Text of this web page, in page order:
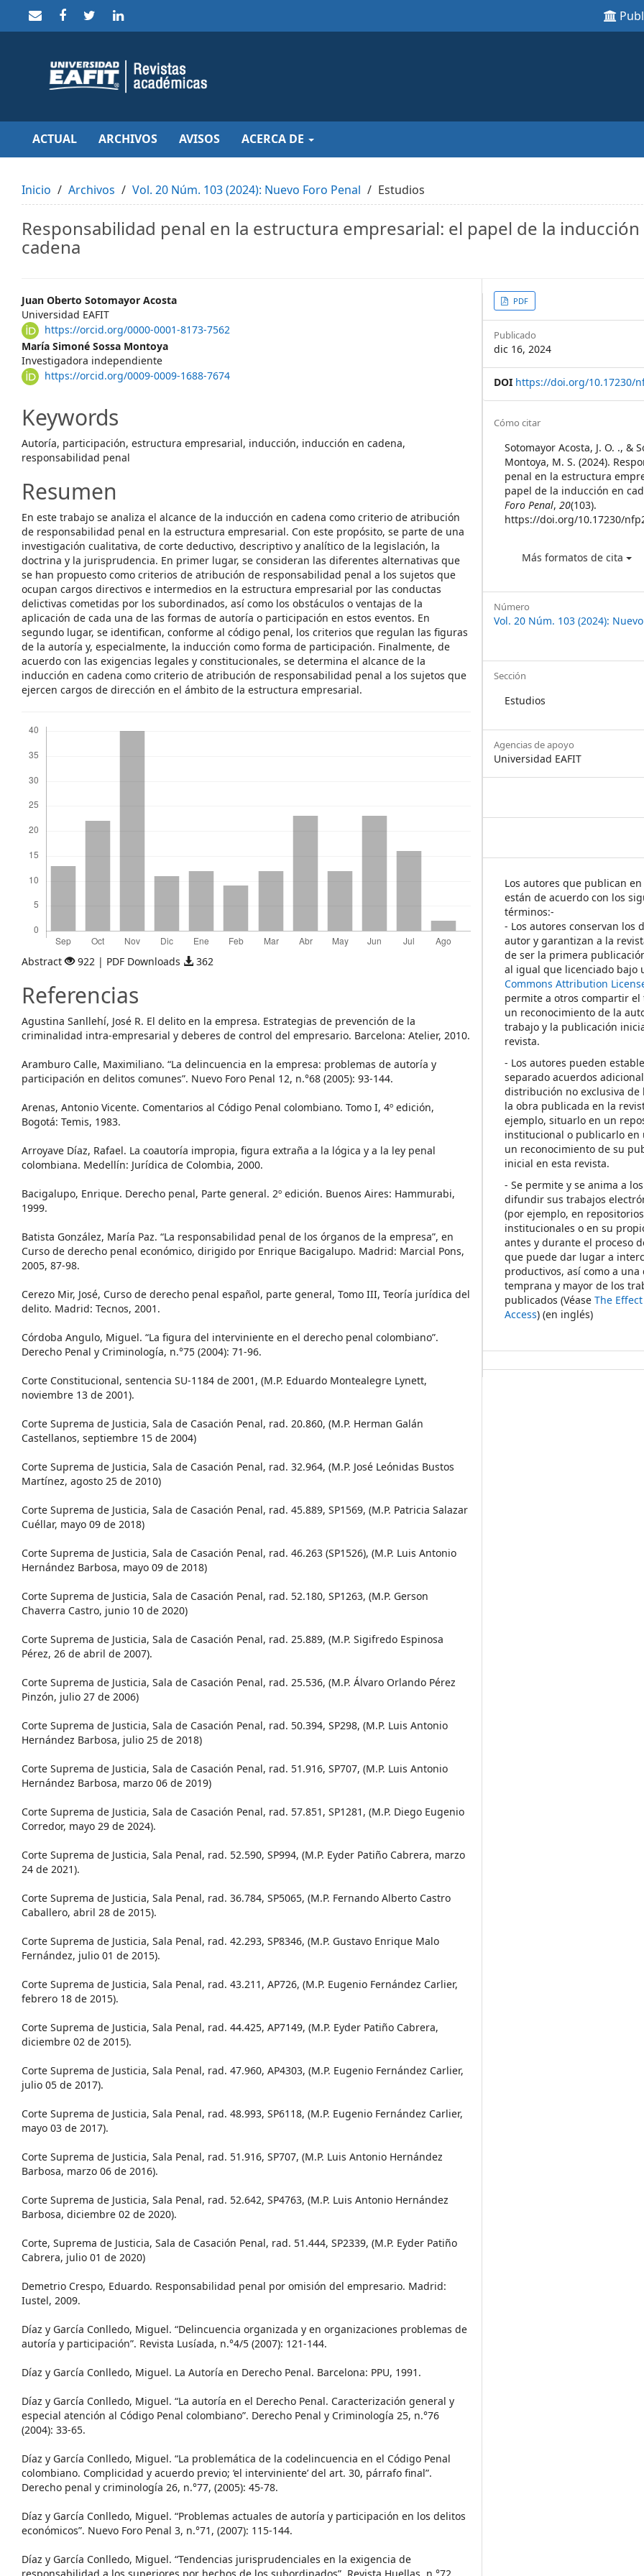
to
Main
Navigation
Content
Sidebar
ACTUAL ARCHIVOS AVISOS ACERCA DE
Inicio Archivos Vol. 20 Núm. 103 (2024): Nuevo Foro Penal Estudios
Responsabilidad penal en la estructura empresarial: el papel de la inducción
cadena
Main
Article
Content
Juan Oberto Sotomayor Acosta
Universidad EAFIT
https://orcid.org/0000-0001-8173-7562
María Simoné Sossa Montoya
Investigadora independiente
https://orcid.org/0009-0009-1688-7674
Keywords
Autoría, participación, estructura empresarial, inducción, inducción en cadena,
responsabilidad penal
Resumen
En este trabajo se analiza el alcance de la inducción en cadena como criterio de atribución
de responsabilidad penal en la estructura empresarial. Con este propósito, se parte de una
investigación cualitativa, de corte deductivo, descriptivo y analítico de la legislación, la
doctrina y la jurisprudencia. En primer lugar, se consideran las diferentes alternativas que
se han propuesto como criterios de atribución de responsabilidad penal a los sujetos que
ocupan cargos directivos e intermedios en la estructura empresarial por las conductas
delictivas cometidas por los subordinados, así como los obstáculos o ventajas de la
aplicación de cada una de las formas de autoría o participación en estos eventos. En
segundo lugar, se identifican, conforme al código penal, los criterios que regulan las figuras
de la autoría y, especialmente, la inducción como forma de participación. Finalmente, de
acuerdo con las exigencias legales y constitucionales, se determina el alcance de la
inducción en cadena como criterio de atribución de responsabilidad penal a los sujetos que
ejercen cargos de dirección en el ámbito de la estructura empresarial.
Abstract 922 | PDF Downloads 362
Referencias
Agustina Sanllehí, José R. El delito en la empresa. Estrategias de prevención de la
criminalidad intra-empresarial y deberes de control del empresario. Barcelona: Atelier, 2010.
Aramburo Calle, Maximiliano. “La delincuencia en la empresa: problemas de autoría y
participación en delitos comunes”. Nuevo Foro Penal 12, n.°68 (2005): 93-144.
Arenas, Antonio Vicente. Comentarios al Código Penal colombiano. Tomo I, 4º edición,
Bogotá: Temis, 1983.
Arroyave Díaz, Rafael. La coautoría impropia, figura extraña a la lógica y a la ley penal
colombiana. Medellín: Jurídica de Colombia, 2000.
Bacigalupo, Enrique. Derecho penal, Parte general. 2º edición. Buenos Aires: Hammurabi,
1999.
Batista González, María Paz. “La responsabilidad penal de los órganos de la empresa”, en
Curso de derecho penal económico, dirigido por Enrique Bacigalupo. Madrid: Marcial Pons,
2005, 87-98.
Cerezo Mir, José, Curso de derecho penal español, parte general, Tomo III, Teoría jurídica del
delito. Madrid: Tecnos, 2001.
Córdoba Angulo, Miguel. “La figura del interviniente en el derecho penal colombiano”.
Derecho Penal y Criminología, n.°75 (2004): 71-96.
Corte Constitucional, sentencia SU-1184 de 2001, (M.P. Eduardo Montealegre Lynett,
noviembre 13 de 2001).
Corte Suprema de Justicia, Sala de Casación Penal, rad. 20.860, (M.P. Herman Galán
Castellanos, septiembre 15 de 2004)
Corte Suprema de Justicia, Sala de Casación Penal, rad. 32.964, (M.P. José Leónidas Bustos
Martínez, agosto 25 de 2010)
Corte Suprema de Justicia, Sala de Casación Penal, rad. 45.889, SP1569, (M.P. Patricia Salazar
Cuéllar, mayo 09 de 2018)
Corte Suprema de Justicia, Sala de Casación Penal, rad. 46.263 (SP1526), (M.P. Luis Antonio
Hernández Barbosa, mayo 09 de 2018)
Corte Suprema de Justicia, Sala de Casación Penal, rad. 52.180, SP1263, (M.P. Gerson
Chaverra Castro, junio 10 de 2020)
Corte Suprema de Justicia, Sala de Casación Penal, rad. 25.889, (M.P. Sigifredo Espinosa
Pérez, 26 de abril de 2007).
Corte Suprema de Justicia, Sala de Casación Penal, rad. 25.536, (M.P. Álvaro Orlando Pérez
Pinzón, julio 27 de 2006)
Corte Suprema de Justicia, Sala de Casación Penal, rad. 50.394, SP298, (M.P. Luis Antonio
Hernández Barbosa, julio 25 de 2018)
Corte Suprema de Justicia, Sala de Casación Penal, rad. 51.916, SP707, (M.P. Luis Antonio
Hernández Barbosa, marzo 06 de 2019)
Corte Suprema de Justicia, Sala de Casación Penal, rad. 57.851, SP1281, (M.P. Diego Eugenio
Corredor, mayo 29 de 2024).
Corte Suprema de Justicia, Sala Penal, rad. 52.590, SP994, (M.P. Eyder Patiño Cabrera, marzo
24 de 2021).
Corte Suprema de Justicia, Sala Penal, rad. 36.784, SP5065, (M.P. Fernando Alberto Castro
Caballero, abril 28 de 2015).
Corte Suprema de Justicia, Sala Penal, rad. 42.293, SP8346, (M.P. Gustavo Enrique Malo
Fernández, julio 01 de 2015).
Corte Suprema de Justicia, Sala Penal, rad. 43.211, AP726, (M.P. Eugenio Fernández Carlier,
febrero 18 de 2015).
Corte Suprema de Justicia, Sala Penal, rad. 44.425, AP7149, (M.P. Eyder Patiño Cabrera,
diciembre 02 de 2015).
Corte Suprema de Justicia, Sala Penal, rad. 47.960, AP4303, (M.P. Eugenio Fernández Carlier,
julio 05 de 2017).
Corte Suprema de Justicia, Sala Penal, rad. 48.993, SP6118, (M.P. Eugenio Fernández Carlier,
mayo 03 de 2017).
Corte Suprema de Justicia, Sala Penal, rad. 51.916, SP707, (M.P. Luis Antonio Hernández
Barbosa, marzo 06 de 2016).
Corte Suprema de Justicia, Sala Penal, rad. 52.642, SP4763, (M.P. Luis Antonio Hernández
Barbosa, diciembre 02 de 2020).
Corte, Suprema de Justicia, Sala de Casación Penal, rad. 51.444, SP2339, (M.P. Eyder Patiño
Cabrera, julio 01 de 2020)
Demetrio Crespo, Eduardo. Responsabilidad penal por omisión del empresario. Madrid:
Iustel, 2009.
Díaz y García Conlledo, Miguel. “Delincuencia organizada y en organizaciones problemas de
autoría y participación”. Revista Lusíada, n.°4/5 (2007): 121-144.
Díaz y García Conlledo, Miguel. La Autoría en Derecho Penal. Barcelona: PPU, 1991.
Díaz y García Conlledo, Miguel. “La autoría en el Derecho Penal. Caracterización general y
especial atención al Código Penal colombiano”. Derecho Penal y Criminología 25, n.°76
(2004): 33-65.
Díaz y García Conlledo, Miguel. “La problemática de la codelincuencia en el Código Penal
colombiano. Complicidad y acuerdo previo; ‘el interviniente’ del art. 30, párrafo final”.
Derecho penal y criminología 26, n.°77, (2005): 45-78.
Díaz y García Conlledo, Miguel. “Problemas actuales de autoría y participación en los delitos
económicos”. Nuevo Foro Penal 3, n.°71, (2007): 115-144.
Díaz y García Conlledo, Miguel. “Tendencias jurisprudenciales en la exigencia de
Article
Sidebar
PDF
Publicado
dic 16, 2024
DOI https://doi.org/10.17230/
Article
Details
Cómo citar
Sotomayor Acosta, J. O. ., &
Montoya, M. S. (2024).
penal en la estructura
papel de la inducción en
Foro Penal,20(103).
https://doi.org/10.17230/
Más formatos de cita
Número
Vol. 20 Núm. 103 (2024):
Sección
Estudios
Agencias de apoyo
Universidad EAFIT
Los autores que publican
están de acuerdo con los
términos:-
- Los autores conservan los
autor y garantizan a la
de ser la primera
al igual que licenciado bajo
Commons Attribution
permite a otros compartir el
un reconocimiento de la
trabajo y la publicación
revista.
- Los autores pueden
separado acuerdos
distribución no exclusiva de
la obra publicada en la
ejemplo, situarlo en un
institucional o publicarlo en
un reconocimiento de su
inicial en esta revista.
- Se permite y se anima a
difundir sus trabajos
(por ejemplo, en repositorios
institucionales o en su
antes y durante el proceso
que puede dar lugar a
productivos, así como a una
temprana y mayor de los
publicados (VéaseThe
Access) (en inglés)